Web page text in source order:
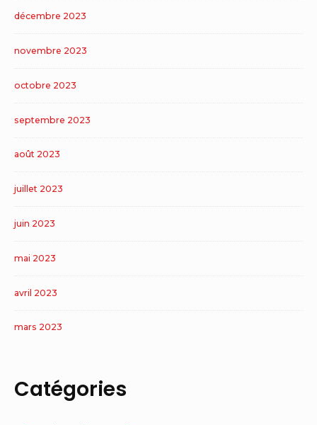
décembre 2023
novembre 2023
octobre 2023
septembre 2023
août 2023
juillet 2023
juin 2023
mai 2023
avril 2023
mars 2023
Catégories